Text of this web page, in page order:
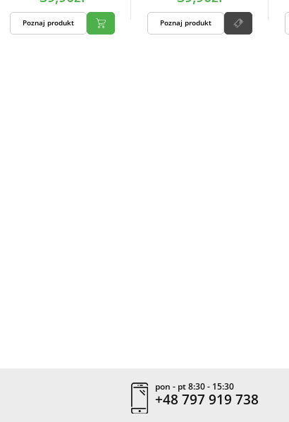
Poznaj produkt Poznaj produkt
pon - pt 8:30 - 15:30
+48 797 919 738